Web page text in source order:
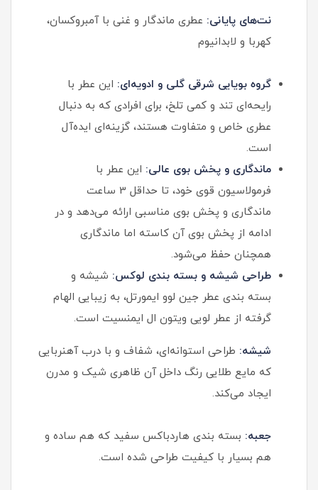
نت‌های پایانی: عطری ماندگار و غنی با آمبروکسان،
کهربا و لابدانیوم
گروه بویایی شرقی گلی و ادویه‌ای: این عطر با
رایحه‌ای تند و کمی تلخ، برای افرادی که به دنبال
عطری خاص و متفاوت هستند، گزینه‌ای ایده‌آل
است.
ماندگاری و پخش بوی عالی: این عطر با
فرمولاسیون قوی خود، تا حداقل 3 ساعت
ماندگاری و پخش بوی مناسبی ارائه می‌دهد و در
ادامه از پخش بوی آن کاسته اما ماندگاری
همچنان حفظ می‌شود.
طراحی شیشه و بسته بندی لوکس: شیشه و
بسته بندی عطر جین لوو ایمورتل، به زیبایی الهام
گرفته از عطر لویی ویتون ال ایمنسیت است.
شیشه: طراحی استوانه‌ای، شفاف و با درب آهنربایی
که مایع طلایی رنگ داخل آن ظاهری شیک و مدرن
ایجاد می‌کند.
جعبه: بسته بندی هاردباکس سفید که هم ساده و
هم بسیار با کیفیت طراحی شده است.